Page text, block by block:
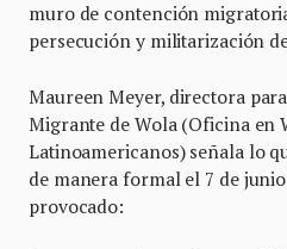
muro de contención
persecución y militarización
Maureen Meyer, directora
Migrante de Wola (Oficina en
Latinoamericanos) señala lo
de manera formal el 7 de
provocado: